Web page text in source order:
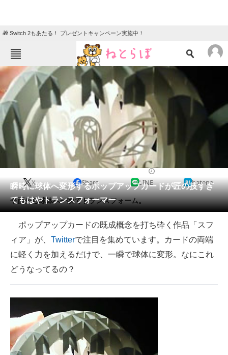
🎁 Switch 2もあたる！ プレゼントキャンペーン実施中！
ねとらぼメニュー
TOP ニュース
エンタメ クイズ
グルメ 地域
住まい 教育・育児
リサーチ
会員記事
メディア
注目記事を集めた総合ページ
ITの今と未来を見通す
スマホと通信の最新トレンド
好きが集まる 比べて選べる
ビジネスと働き方のヒント
瞬時に球体へ変形するポップアップカードが匠の技すぎ
てもはやトランスフォーマー
X Share LINE hatena
平面から球体へ一瞬でトランスフォーム。
ポップアップカードの既成概念を打ち砕く作品「スフ
ィア」が、 Twitterで注目を集めています。カードの両端
に軽く力を加えるだけで、一瞬で球体に変形。なにこれ
どうなってるの？